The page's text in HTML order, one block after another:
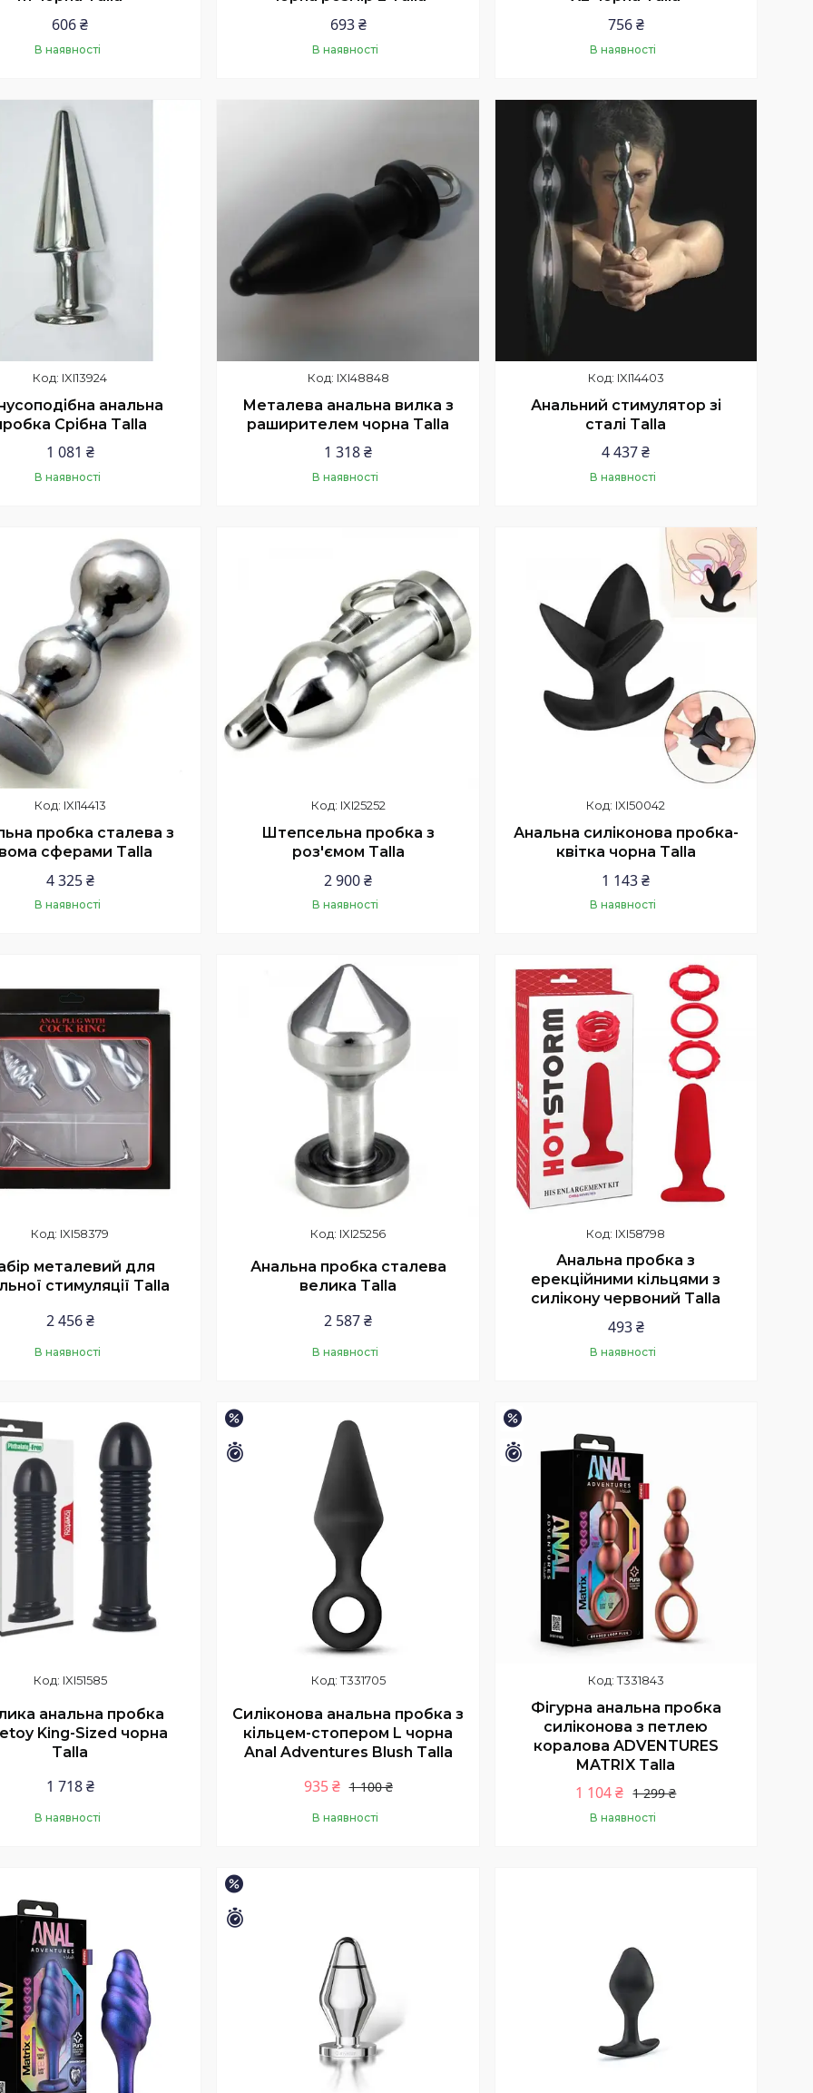
606 ₴
В наявності
Купити
693 ₴
В наявності
756 ₴
В наявності
Купити
IXI13924
анальна
Срібна Talla
1 081 ₴
В наявності
IXI48848
Металева анальна вилка з
раширителем чорна Talla
1 318 ₴
В наявності
IXI14403
Анальний стимулятор зі
сталі Talla
4 437 ₴
В наявності
IXI14413
пробка сталева з
сферами Talla
4 325 ₴
В наявності
IXI25252
Штепсельна пробка з
роз'ємом Talla
2 900 ₴
В наявності
Купити
IXI50042
Анальна силіконова пробка-
квітка чорна Talla
1 143 ₴
В наявності
IXI58379
металевий для
стимуляції Talla
2 456 ₴
В наявності
IXI25256
Анальна пробка сталева
велика Talla
2 587 ₴
В наявності
IXI58798
Анальна пробка з
ерекційними кільцями з
силікону червоний Talla
493 ₴
В наявності
IXI51585
анальна пробка
King-Sized чорна
Talla
1 718 ₴
В наявності
Залишилось 46 днів
T331705
Силіконова анальна пробка з
кільцем-стопером L чорна
Anal Adventures Blush Talla
1 100 ₴
935 ₴
В наявності
Залишилось 46 днів
T331843
Фігурна анальна пробка
силіконова з петлею
коралова ADVENTURES
MATRIX Talla
1 299 ₴
1 104 ₴
В наявності
46 днів